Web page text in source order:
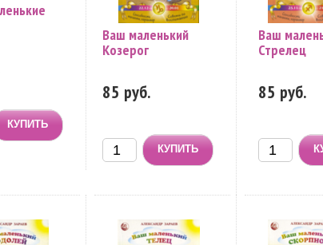
Ваш маленький
Козерог
85 руб.
Ваш
Стрелец
85 руб.